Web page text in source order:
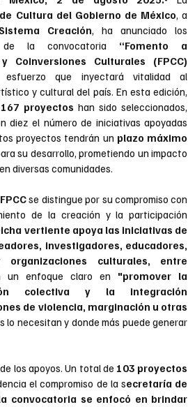
Cultura del Gobierno de México, a
Creación, ha anunciado los
de la convocatoria “Fomento a
Coinversiones Culturales (FPCC)
que inyectará vitalidad al
y cultural del país. En esta edición,
167 proyectos han sido seleccionados,
diez el número de iniciativas apoyadas
proyectos tendrán un plazo máximo
su desarrollo, prometiendo un impacto
diversas comunidades.
FPCC se distingue por su compromiso con
de la creación y la participación
vertiente apoya las iniciativas de
investigadores, educadores,
organizaciones culturales, entre
un enfoque claro en "promover la
colectiva y la integración
de violencia, marginación u otras
lo necesitan y donde más puede generar
los apoyos. Un total de 103 proyectos
el compromiso de la secretaría de
convocatoria se enfocó en brindar